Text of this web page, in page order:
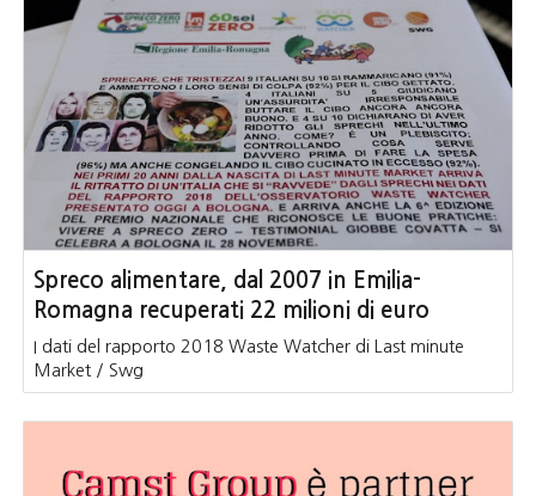
Spreco alimentare, dal 2007 in Emilia-
Romagna recuperati 22 milioni di euro
I dati del rapporto 2018 Waste Watcher di Last minute
Market / Swg